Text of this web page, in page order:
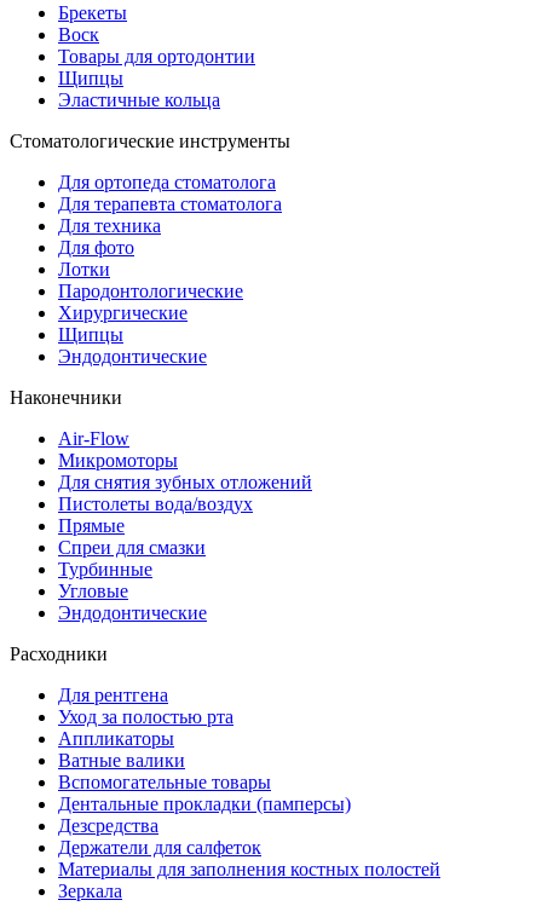
Брекеты
Воск
Товары для ортодонтии
Щипцы
Эластичные кольца
Стоматологические инструменты
Для ортопеда стоматолога
Для терапевта стоматолога
Для техника
Для фото
Лотки
Пародонтологические
Хирургические
Щипцы
Эндодонтические
Наконечники
Air-Flow
Микромоторы
Для снятия зубных отложений
Пистолеты вода/воздух
Прямые
Спреи для смазки
Турбинные
Угловые
Эндодонтические
Расходники
Для рентгена
Уход за полостью рта
Аппликаторы
Ватные валики
Вспомогательные товары
Дентальные прокладки (памперсы)
Дезсредства
Держатели для салфеток
Материалы для заполнения костных полостей
Зеркала